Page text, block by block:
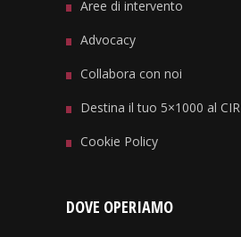
Aree di intervento
Advocacy
Collabora con noi
Destina il tuo 5×1000 al CIR
Cookie Policy
DOVE OPERIAMO